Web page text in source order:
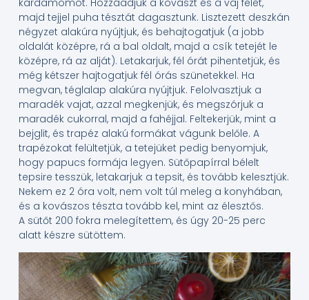
kardamomot. Hozzáadjuk a kovászt és a vaj felét,
majd tejjel puha tésztát dagasztunk. Lisztezett deszkán
négyzet alakúra nyújtjuk, és behajtogatjuk (a jobb
oldalát középre, rá a bal oldalt, majd a csík tetejét le
középre, rá az alját). Letakarjuk, fél órát pihentetjük, és
még kétszer hajtogatjuk fél órás szünetekkel. Ha
megvan, téglalap alakúra nyújtjuk. Felolvasztjuk a
maradék vajat, azzal megkenjük, és megszórjuk a
maradék cukorral, majd a fahéjjal. Feltekerjük, mint a
bejglit, és trapéz alakú formákat vágunk belőle. A
trapézokat felültetjük, a tetejüket pedig benyomjuk,
hogy papucs formája legyen. Sütőpapírral bélelt
tepsire tesszük, letakarjuk a tepsit, és tovább kelesztjük.
Nekem ez 2 óra volt, nem volt túl meleg a konyhában,
és a kovászos tészta tovább kel, mint az élesztős.
A sütőt 200 fokra melegítettem, és úgy 20-25 perc
alatt készre sütöttem.